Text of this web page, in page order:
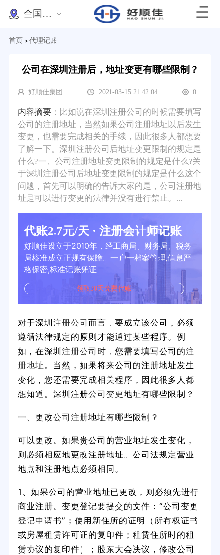
全国办理
首页 > 代理记账
公司在深圳注册后，地址变更有哪些限制？
好顺佳集团 2021-03-15 21:42:04 0
内容摘要： 比如说在深圳注册公司的时候需要填写
公司的注册地址，当然如果公司注册地址以后发生
变更，也需要完成相关的手续，因此很多人都想要
了解一下。深圳注册公司后地址变更限制的规定是
什么?一、公司注册地址变更限制的规定是什么?关
于深圳注册公司后地址变更限制的规定是什么这个
问题，首先可以明确的告诉大家的是，公司注册地
址是可以进行变更的法律并没有进行禁止。...
代账2.7元/天 · 注册会计师记账
好顺佳设立于2010年，经工商局、财务局、税务
局核准成立正规有保障。一户一档案管理,信息严
格保密,标准记账凭证
领取30天免费代账
对于深圳 注册公司而言，要成立该公司，必须
遵循法律规定的原则才能通过某些程序。例
如，在深圳 注册公司 时，您需要填写公司的注
册地址。当然，如果将来公司的注册地址发生
变化，您还需要完成相关程序，因此很多人都
想知道。深圳注册公司变更地址有哪些限制？
一、更改公司注册地址有哪些限制？
可以更改。如果贵公司的营业地址发生变化，
则必须相应地更改注册地址。公司法规定营业
地点和注册地点必须相同。
1、如果公司的营业地址已更改，则必须先进行
商业注册。变更登记要提交的文件：“公司变更
登记申请书”；使用新住所的证明（所有权证书
或房屋租赁许可证的复印件；租赁住所时的租
赁协议的复印件）；股东大会决议，修改公司